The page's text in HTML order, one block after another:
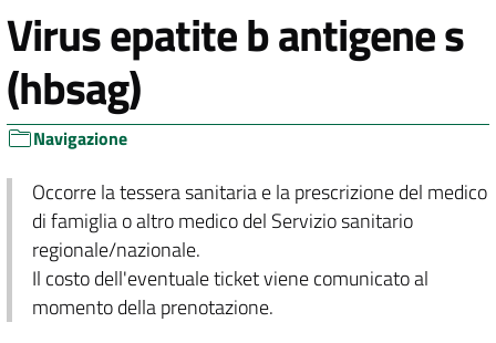
Virus epatite b antigene s
(hbsag)
Navigazione
Occorre la tessera sanitaria e la prescrizione del medico
di famiglia o altro medico del Servizio sanitario
regionale/nazionale.
Il costo dell'eventuale ticket viene comunicato al
momento della prenotazione.